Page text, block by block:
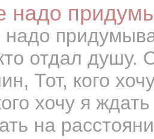
надо
отдал душу.
Тот, кого
хочу я
на